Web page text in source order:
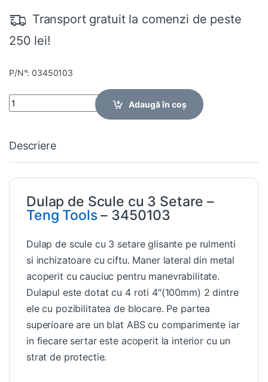
Transport gratuit la comenzi de peste
250 lei!
P/N°: 03450103
Quantity
Adaugă în coș
Descriere
Dulap de Scule cu 3 Setare –
Teng Tools– 3450103
Dulap de scule cu 3 setare glisante pe rulmenti
si inchizatoare cu ciftu. Maner lateral din metal
acoperit cu cauciuc pentru manevrabilitate.
Dulapul este dotat cu 4 roti 4″(100mm) 2 dintre
ele cu pozibilitatea de blocare. Pe partea
superioare are un blat ABS cu comparimente iar
in fiecare sertar este acoperit la interior cu un
strat de protectie.